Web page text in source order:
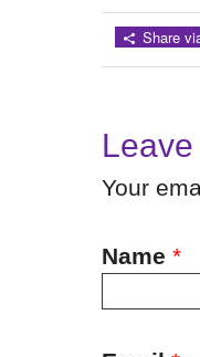
Share
Your
Name *